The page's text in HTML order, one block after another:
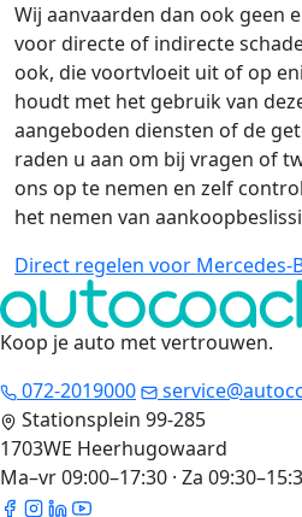
Wij aanvaarden dan ook geen
voor directe of indirecte
ook, die voortvloeit uit of op
houdt met het gebruik van
aangeboden diensten of de
raden u aan om bij vragen of
ons op te nemen en zelf
het nemen van
Direct regelen voor Mercedes-
Koop je auto met vertrouwen.
072-2019000
Stationsplein 99-285
1703WE Heerhugowaard
Ma–vr 09:00–17:30 · Za